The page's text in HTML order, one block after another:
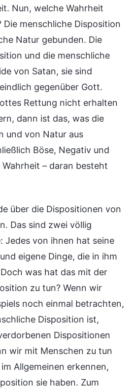
Nun, welche Wahrheit
menschliche Disposition
Natur gebunden. Die
und die menschliche
von Satan, sie sind
gegenüber Gott.
Rettung nicht erhalten
dann ist das, was die
und von Natur aus
Böse, Negativ und
– daran besteht
über die Dispositionen von
Das sind zwei völlig
Jedes von ihnen hat seine
eigene Dinge, die in ihm
was hat das mit der
zu tun? Wenn wir
noch einmal betrachten,
Disposition ist,
Dispositionen
wir mit Menschen zu tun
Allgemeinen erkennen,
sie haben. Zum